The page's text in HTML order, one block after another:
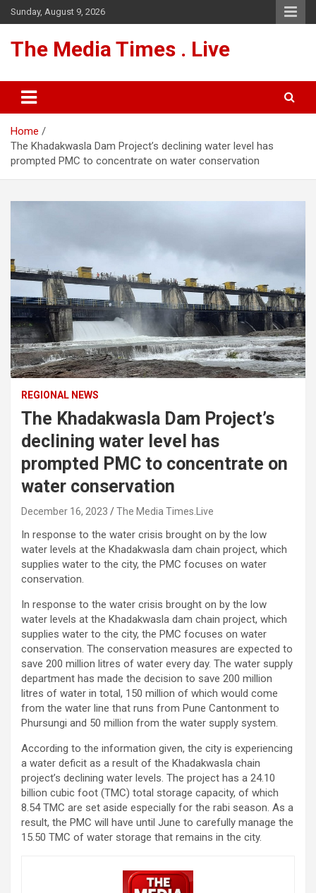
Skip
to
Sunday, August 9, 2026
The Media Times . Live
Home
The Khadakwasla Dam Project’s declining water level has
prompted PMC to concentrate on water conservation
REGIONAL NEWS
The Khadakwasla Dam Project’s
declining water level has
prompted PMC to concentrate on
water conservation
December 16, 2023 The Media Times.Live
In response to the water crisis brought on by the low
water levels at the Khadakwasla dam chain project, which
supplies water to the city, the PMC focuses on water
conservation.
In response to the water crisis brought on by the low
water levels at the Khadakwasla dam chain project, which
supplies water to the city, the PMC focuses on water
conservation. The conservation measures are expected to
save 200 million litres of water every day. The water supply
department has made the decision to save 200 million
litres of water in total, 150 million of which would come
from the water line that runs from Pune Cantonment to
Phursungi and 50 million from the water supply system.
According to the information given, the city is experiencing
a water deficit as a result of the Khadakwasla chain
project’s declining water levels. The project has a 24.10
billion cubic foot (TMC) total storage capacity, of which
8.54 TMC are set aside especially for the rabi season. As a
result, the PMC will have until June to carefully manage the
15.50 TMC of water storage that remains in the city.